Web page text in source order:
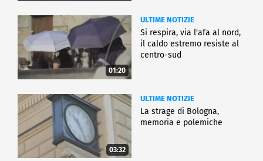
01:20
ULTIME NOTIZIE
Si respira, via l'afa al nord,
il caldo estremo resiste al
centro-sud
03:32
ULTIME NOTIZIE
La strage di Bologna,
memoria e polemiche